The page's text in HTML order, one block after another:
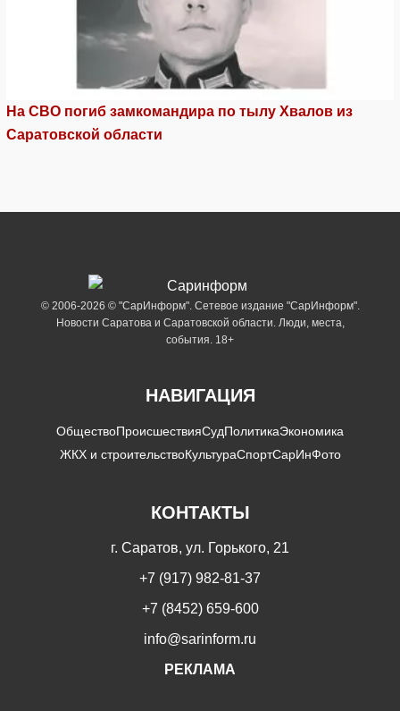
На СВО погиб замкомандира по тылу Хвалов из
Саратовской области
© 2006-2026 © "СарИнформ". Сетевое издание "СарИнформ".
Новости Саратова и Саратовской области. Люди, места,
события. 18+
НАВИГАЦИЯ
ОбществоПроисшествияСудПолитикаЭкономика
ЖКХ и строительствоКультураСпортСарИнФото
КОНТАКТЫ
г. Саратов, ул. Горького, 21
+7 (917) 982-81-37
+7 (8452) 659-600
info@sarinform.ru
РЕКЛАМА